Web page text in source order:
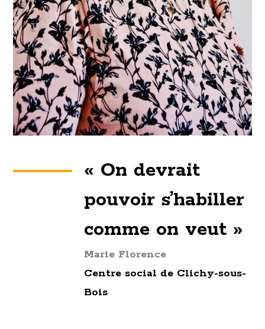
« On devrait
pouvoir s’habiller
comme on veut »
Marie Florence
Centre social de Clichy-sous-
Bois